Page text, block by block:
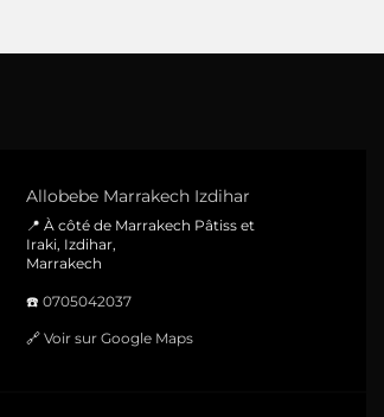
Allobebe Marrakech Izdihar
📍 À côté de Marrakech Pâtiss et
Iraki, Izdihar,
Marrakech
☎️ 0705042037
🔗 Voir sur Google Maps